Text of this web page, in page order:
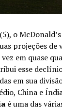
o
projeções de
em quase
esse
em sua
China e
é uma das